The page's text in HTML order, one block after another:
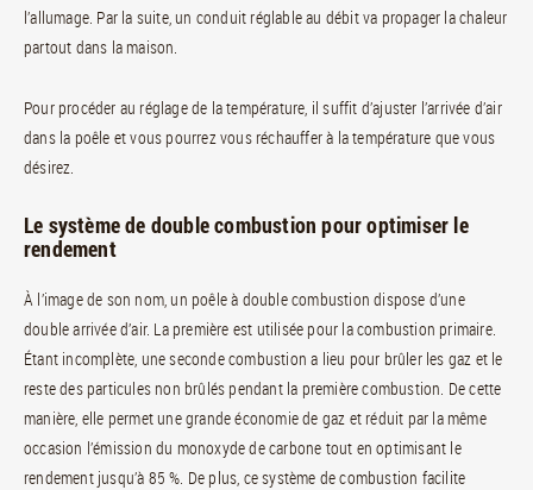
l’allumage. Par la suite, un conduit réglable au débit va propager la chaleur
partout dans la maison.
Pour procéder au réglage de la température, il suffit d’ajuster l’arrivée d’air
dans la poêle et vous pourrez vous réchauffer à la température que vous
désirez.
Le système de double combustion pour optimiser le
rendement
À l’image de son nom, un poêle à double combustion dispose d’une
double arrivée d’air. La première est utilisée pour la combustion primaire.
Étant incomplète, une seconde combustion a lieu pour brûler les gaz et le
reste des particules non brûlés pendant la première combustion. De cette
manière, elle permet une grande économie de gaz et réduit par la même
occasion l’émission du monoxyde de carbone tout en optimisant le
rendement jusqu’à 85 %. De plus, ce système de combustion facilite